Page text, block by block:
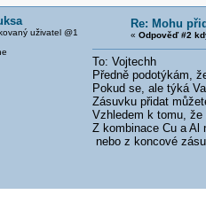
uživatel @1
Re: Mohu
« Odpověď #2
To: Vojtechh
Předně podotýkám,
Pokud se, ale týká
Zásuvku přidat
Vzhledem k tomu,
Z kombinace Cu a Al
nebo z koncové